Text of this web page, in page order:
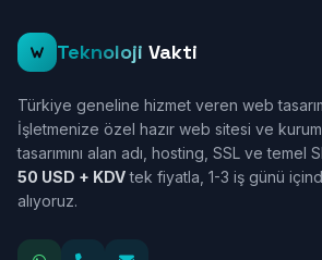
Teknoloji Vakti
Türkiye geneline hizmet veren web
İşletmenize özel hazır web sitesi ve
tasarımını alan adı, hosting, SSL ve temel
50 USD + KDVtek fiyatla, 1-3 iş günü
alıyoruz.